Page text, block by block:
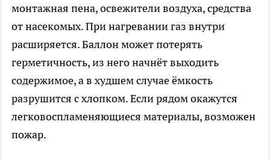
монтажная пена, освежители воздуха, средства
от насекомых. При нагревании газ внутри
расширяется. Баллон может потерять
герметичность, из него начнёт выходить
содержимое, а в худшем случае ёмкость
разрушится с хлопком. Если рядом окажутся
легковоспламеняющиеся материалы, возможен
пожар.